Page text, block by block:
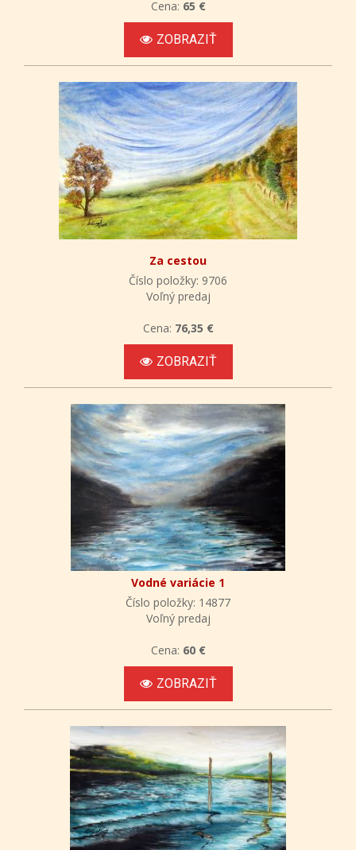
Cena: 65 €
ZOBRAZIŤ
Za cestou
Číslo položky: 9706
Voľný predaj
Cena: 76,35 €
ZOBRAZIŤ
Vodné variácie 1
Číslo položky: 14877
Voľný predaj
Cena: 60 €
ZOBRAZIŤ